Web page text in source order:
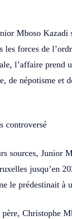
Mboso Kazadi
les forces de
l’affaire prend
de népotisme et
controversé
sources, Junior
jusqu’en
le prédestinait à
père, Christophe